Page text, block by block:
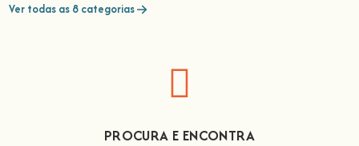
Ver todas as 8 categorias
PROCURA E ENCONTRA